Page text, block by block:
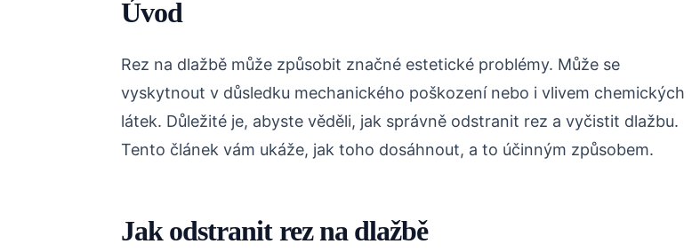
Úvod
Rez na dlažbě může způsobit značné estetické problémy. Může se
vyskytnout v důsledku mechanického poškození nebo i vlivem chemických
látek. Důležité je, abyste věděli, jak správně odstranit rez a vyčistit dlažbu.
Tento článek vám ukáže, jak toho dosáhnout, a to účinným způsobem.
Jak odstranit rez na dlažbě